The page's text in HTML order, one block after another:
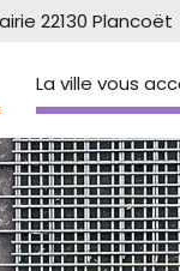
22130 Plancoët
La ville vous